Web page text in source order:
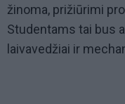
žinoma, prižiūrimi
Studentams tai bus
laivavedžiai ir